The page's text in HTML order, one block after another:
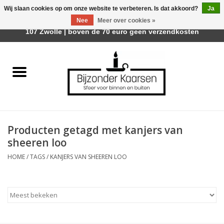
Räder Design Stories
Geurkaarsen
Tafelhaarden
Producten getagd met kanjers van
sheeren loo
HOME/TAGS/ KANJERS VAN SHEEREN LOO
Wij slaan cookies op om onze website te verbeteren. Is dat akkoord?
Ja
Nee
Meer over cookies »
Afhalen is mogelijk bij Trotz Woon & Cadeau | Belvederelaan
107 Zwolle | boven de 70 euro geen verzendkosten